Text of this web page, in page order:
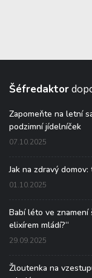
Šéfredaktor
Zapomeňte na letní
podzimní jídelníček
07.10.2025
Jak na zdravý
01.10.2025
Babí léto ve
elixírem mládí?“
29.09.2025
Žloutenka na